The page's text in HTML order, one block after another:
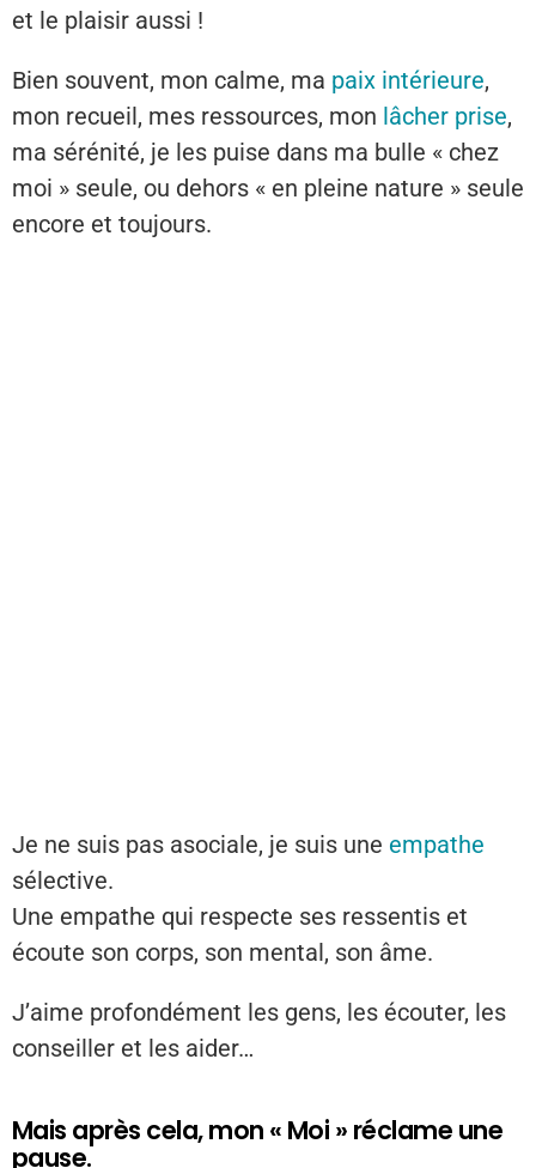
et le plaisir aussi !
Bien souvent, mon calme, ma paix intérieure,
mon recueil, mes ressources, mon lâcher prise,
ma sérénité, je les puise dans ma bulle « chez
moi » seule, ou dehors « en pleine nature » seule
encore et toujours.
Je ne suis pas asociale, je suis une empathe
sélective.
Une empathe qui respecte ses ressentis et
écoute son corps, son mental, son âme.
J’aime profondément les gens, les écouter, les
conseiller et les aider…
Mais après cela, mon « Moi » réclame une
pause.